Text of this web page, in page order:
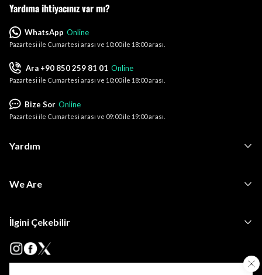
Yardım
We Are
İlgini Çekebilir
Yardıma ihtiyacınız var mı?
WhatsApp Online
Pazartesi ile Cumartesi arası ve 10:00 ile 18:00 arası.
Ara +90 850 259 81 01 Online
Pazartesi ile Cumartesi arası ve 10:00 ile 18:00 arası.
Bize Sor Online
Pazartesi ile Cumartesi arası ve 09:00 ile 19:00 arası.